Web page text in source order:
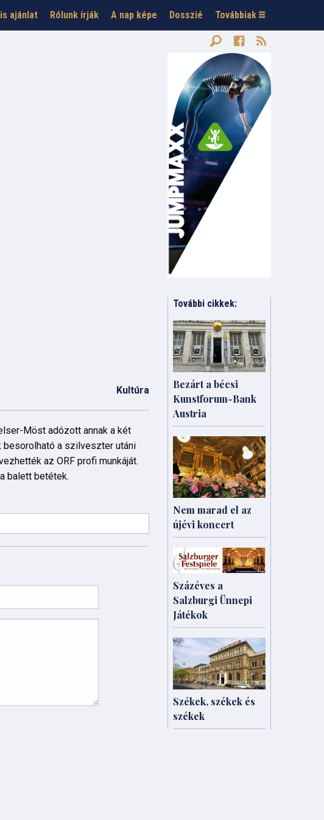
ajánlat Rólunk írják A nap képe Dosszié Továbbiak
Kultúra
Möst adózott annak a két
besorolható a szilveszter utáni
az ORF profi munkáját.
balett betétek.
További cikkek:
Bezárt a bécsi
Kunstforum-Bank
Austria
Nem marad el az
újévi koncert
Százéves a
Salzburgi Ünnepi
Játékok
Székek, székek és
székek